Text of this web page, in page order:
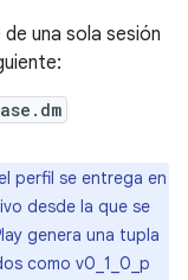
una sola sesión
perfil se entrega en
desde la que se
genera una tupla
como v0_1_0_p